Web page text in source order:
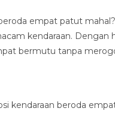
empat patut
kendaraan.
bermutu tanpa
kendaraan beroda